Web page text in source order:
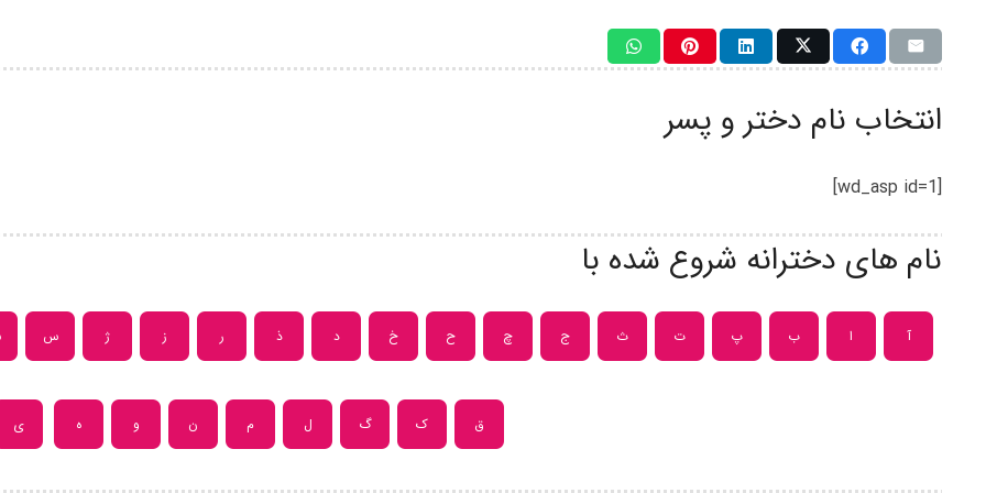
انتخاب نام دختر و پسر
[wd_asp id=1]
نام های دخترانه شروع شده با
آ ا ب پ ت ث ج چ ح خ د ذ ر ز ژ س
ق ک گ ل م ن و ه ی